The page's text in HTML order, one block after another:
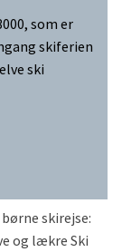
som er
skiferien
ski
skirejse:
og lækre Ski